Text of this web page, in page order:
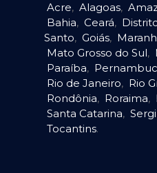
Acre, Alagoas,
Bahia, Ceará,
Santo, Goiás,
Mato Grosso do Sul,
Paraíba,
Rio de Janeiro, Rio
Rondônia, Roraima,
Santa Catarina,
Tocantins.